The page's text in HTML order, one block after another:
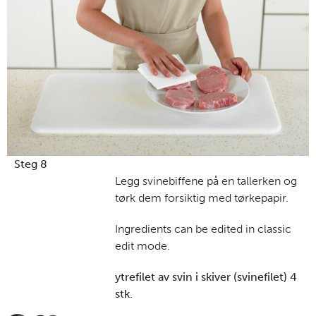
Steg 8
Legg svinebiffene på en tallerken og
tørk dem forsiktig med tørkepapir.
Ingredients can be edited in classic
edit mode.
ytrefilet av svin i skiver (svinefilet) 4
stk.